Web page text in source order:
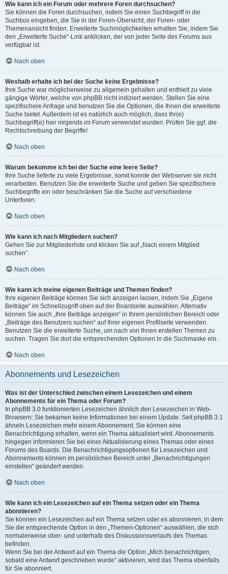
Wie kann ich ein Forum oder mehrere Foren durchsuchen?
Sie können die Foren durchsuchen, indem Sie einen Suchbegriff in die
Suchbox eingeben, die Sie in der Foren-Übersicht, der Foren- oder
Themenansicht finden. Erweiterte Suchmöglichkeiten erhalten Sie, indem Sie
den „Erweiterte Suche“-Link anklicken, der von jeder Seite des Forums aus
verfügbar ist.
Nach oben
Weshalb erhalte ich bei der Suche keine Ergebnisse?
Ihre Suche war möglicherweise zu allgemein gehalten und enthielt zu viele
gängige Wörter, welche von phpBB nicht indiziert werden. Stellen Sie eine
spezifischere Anfrage und benutzen Sie die Optionen, die Ihnen die erweiterte
Suche bietet. Außerdem ist es natürlich auch möglich, dass Ihr(e)
Suchbegriff(e) hier nirgends im Forum verwendet wurden. Prüfen Sie ggf. die
Rechtschreibung der Begriffe!
Nach oben
Warum bekomme ich bei der Suche eine leere Seite?
Ihre Suche lieferte zu viele Ergebnisse, somit konnte der Webserver sie nicht
verarbeiten. Benutzen Sie die erweiterte Suche und geben Sie spezifischere
Suchbegriffe ein oder beschränken Sie die Suche auf verschiedene
Unterforen.
Nach oben
Wie kann ich nach Mitgliedern suchen?
Gehen Sie zur Mitgliederliste und klicken Sie auf „Nach einem Mitglied
suchen“.
Nach oben
Wie kann ich meine eigenen Beiträge und Themen finden?
Ihre eigenen Beiträge können Sie sich anzeigen lassen, indem Sie „Eigene
Beiträge“ im Schnellzugriff oben auf der Boardseite auswählen. Alternativ
können Sie auch „Ihre Beiträge anzeigen“ in Ihrem persönlichen Bereich oder
„Beiträge des Benutzers suchen“ auf Ihrer eigenen Profilseite verwenden.
Benutzen Sie die erweiterte Suche, um nach von Ihnen erstellen Themen zu
suchen. Tragen Sie dort die entsprechenden Optionen in die Suchmaske ein.
Nach oben
Abonnements und Lesezeichen
Was ist der Unterschied zwischen einem Lesezeichen und einem
Abonnements für ein Thema oder Forum?
In phpBB 3.0 funktionierten Lesezeichen ähnlich den Lesezeichen in Web-
Browsern: Sie bekamen keine Informationen bei einem Update. Seit phpBB 3.1
ähneln Lesezeichen mehr einem Abonnement: Sie können eine
Benachrichtigung erhalten, wenn ein Thema aktualisiert wird. Abonnements
hingegen informieren Sie bei einer Aktualisierung eines Themas oder eines
Forums des Boards. Die Benachrichtigungsoptionen für Lesezeichen und
Abonnements können im persönlichen Bereich unter „Benachrichtigungen
einstellen“ geändert werden.
Nach oben
Wie kann ich ein Lesezeichen auf ein Thema setzen oder ein Thema
abonnieren?
Sie können ein Lesezeichen auf ein Thema setzen oder es abonnieren, in dem
Sie die entsprechende Option in den „Themen-Optionen“ auswählen, die sich
normalerweise ober- und unterhalb des Diskussionsverlaufs des Themas
befinden.
Wenn Sie bei der Antwort auf ein Thema die Option „Mich benachrichtigen,
sobald eine Antwort geschrieben wurde“ aktivieren, wird das Thema ebenfalls
für Sie abonniert.